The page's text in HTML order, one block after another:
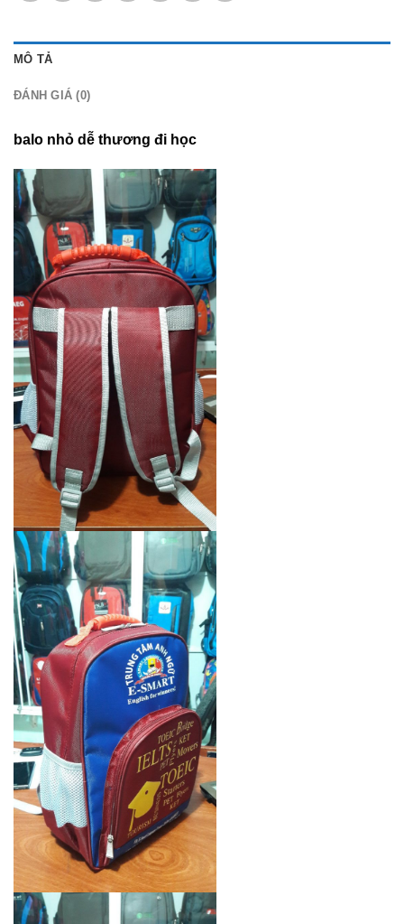
MÔ TẢ
ĐÁNH GIÁ (0)
balo nhỏ dễ thương đi học